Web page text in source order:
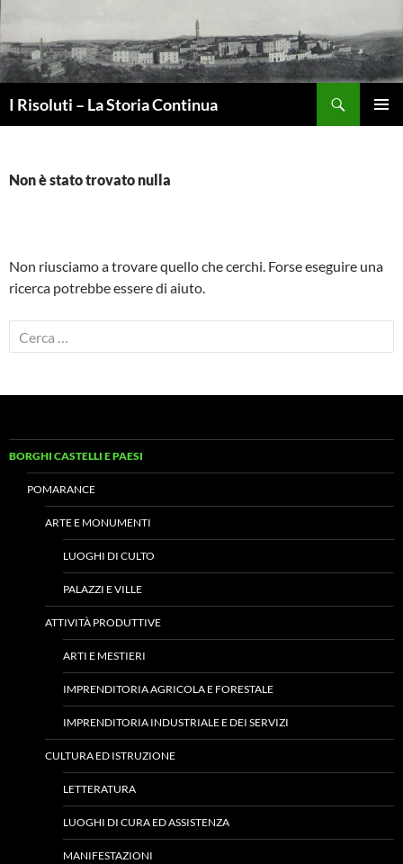
Vai
contenuto
I Risoluti – La Storia Continua
Non è stato trovato nulla
Non riusciamo a trovare quello che cerchi. Forse eseguire una
ricerca potrebbe essere di aiuto.
Ricerca
per:
BORGHI CASTELLI E PAESI
POMARANCE
ARTE E MONUMENTI
LUOGHI DI CULTO
PALAZZI E VILLE
ATTIVITÀ PRODUTTIVE
ARTI E MESTIERI
IMPRENDITORIA AGRICOLA E FORESTALE
IMPRENDITORIA INDUSTRIALE E DEI SERVIZI
CULTURA ED ISTRUZIONE
LETTERATURA
LUOGHI DI CURA ED ASSISTENZA
MANIFESTAZIONI